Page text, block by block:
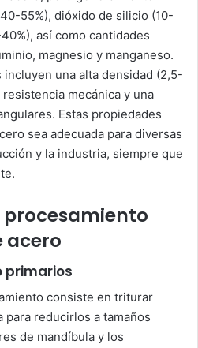
55%), dióxido de silicio (10-
así como cantidades
magnesio y manganeso.
una alta densidad (2,5-
mecánica y una
Estas propiedades
sea adecuada para diversas
y la industria, siempre que
procesamiento
acero
primarios
consiste en triturar
reducirlos a tamaños
de mandíbula y los